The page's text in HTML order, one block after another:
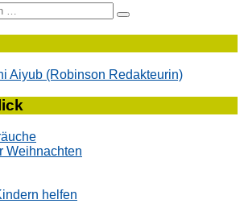
Aiyub (Robinson Redakteurin)
Weihnachten
helfen